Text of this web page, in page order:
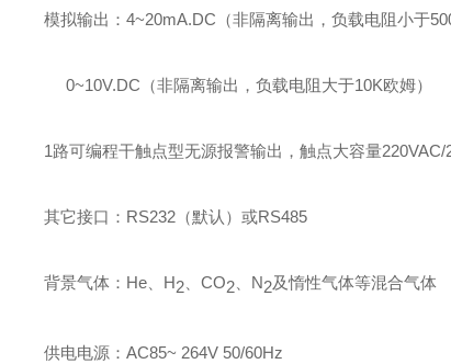
模拟输出 ： 4~20mA.DC （非隔离输出，负载电阻小于50
0~10V.DC （非隔离输出，负载电阻大于10K欧姆）
1路可编程干触点型无源报警输出 ， 触点大容量220VAC/
其它接口 ： RS232（默认）或RS485
背景气体 ： He H2 CO2 N2及惰性气体等混合气体
供电电源： AC85~ 264V 50/60Hz